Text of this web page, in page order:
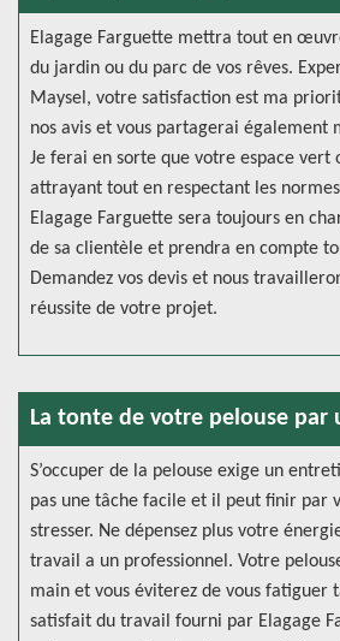
Elagage Farguette mettra tout en
du jardin ou du parc de vos rêves.
Maysel, votre satisfaction est ma
nos avis et vous partagerai également
Je ferai en sorte que votre espace vert
attrayant tout en respectant les
Elagage Farguette sera toujours en
de sa clientèle et prendra en compte
Demandez vos devis et nous
réussite de votre projet.
La tonte de votre pelouse par
S’occuper de la pelouse exige un
pas une tâche facile et il peut finir par
stresser. Ne dépensez plus votre
travail a un professionnel. Votre
main et vous éviterez de vous fatiguer
satisfait du travail fourni par Elagage